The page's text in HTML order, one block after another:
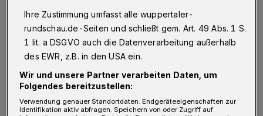
Fünf Millionen Euro stehen bereit - für die Sanierung oder einen
Neubau.
nzwischen haben Vertreter der
Ihre Zustimmung umfasst alle wuppertaler-
rundschau.de-Seiten und schließt gem. Art. 49 Abs. 1 S.
1 lit. a DSGVO auch die Datenverarbeitung außerhalb
des EWR, z.B. in den USA ein.
Wir und unsere Partner verarbeiten Daten, um
Folgendes bereitzustellen:
Verwendung genauer Standortdaten. Endgeräteeigenschaften zur
Identifikation aktiv abfragen. Speichern von oder Zugriff auf